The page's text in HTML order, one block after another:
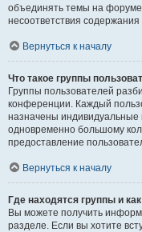
объединять темы на
несоответствия
Вернуться к началу
Что такое группы
Группы пользователей
конференции. Каждый
назначены индивидуальные
одновременно большому
предоставление
Вернуться к началу
Где находятся группы и
Вы можете получить
разделе. Если вы хотите